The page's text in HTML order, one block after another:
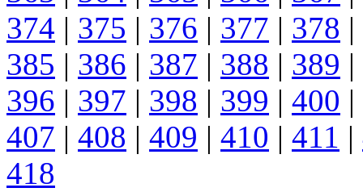
374 | 375 | 376 | 377 | 378 |
385 | 386 | 387 | 388 | 389 |
396 | 397 | 398 | 399 | 400 |
407 | 408 | 409 | 410 | 411 |
418